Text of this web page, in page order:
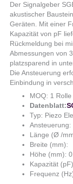
Der Signalgeber
akustischer
Geräten. Mit einer
Kapazität von pF
Rückmeldung bei
Abmessungen von
platzsparend in
Die Ansteuerung
Einbindung in
MOQ: 1 Rolle
Datenblatt:
Typ: Piezo
Ansteuerung:
Länge (Ø /
Breite (mm):
Höhe (mm):
Kapazität
Frequenz